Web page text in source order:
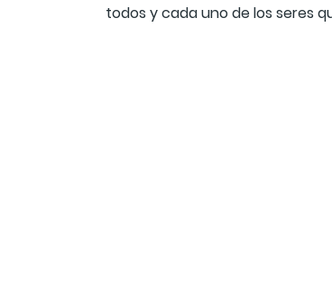
todos y cada uno de los seres